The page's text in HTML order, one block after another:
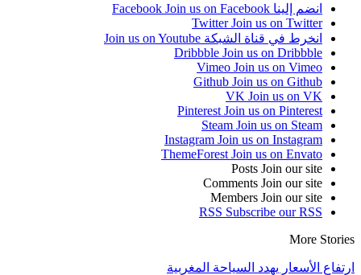
انضم إلينا Facebook Join us on Facebook
Twitter Join us on Twitter
انخرط في قناة الشبكة Join us on Youtube
Dribbble Join us on Dribbble
Vimeo Join us on Vimeo
Github Join us on Github
VK Join us on VK
Pinterest Join us on Pinterest
Steam Join us on Steam
Instagram Join us on Instagram
ThemeForest Join us on Envato
Posts Join our site
Comments Join our site
Members Join our site
RSS Subscribe our RSS
More Stories
ارتفاع الأسعار يهدد السياحة المغربية